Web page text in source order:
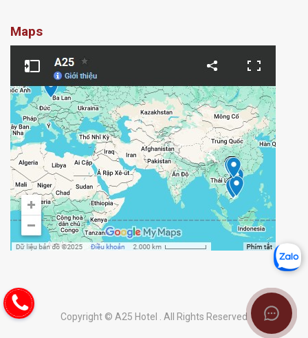
Maps
Copyright © A25 Hotel . All Rights Reserved